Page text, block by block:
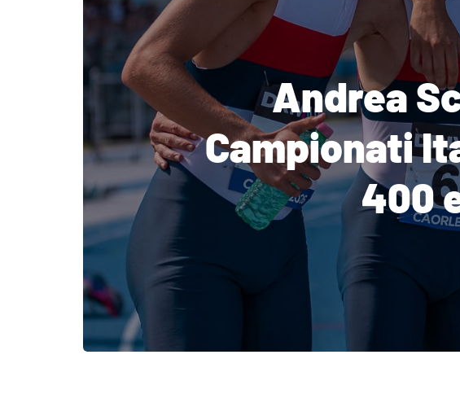
Andrea
Campionati
400